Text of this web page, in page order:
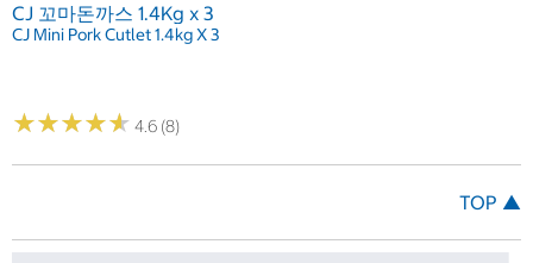
CJ 꼬마돈까스 1.4Kg x 3
CJ Mini Pork Cutlet 1.4kg X 3
★★★★★
★★★★★ 4.6 (8)
TOP ▲